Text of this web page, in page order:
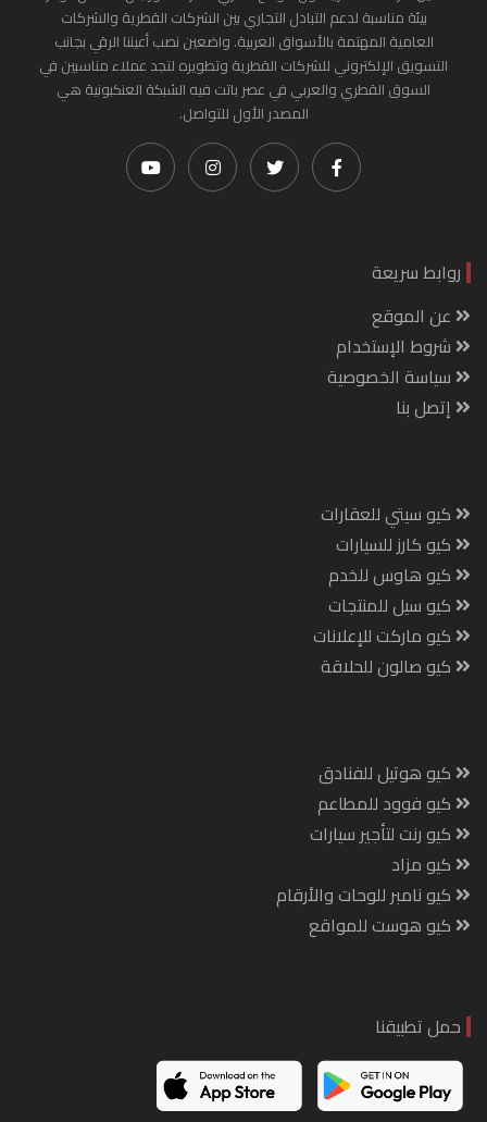
بيئة مناسبة لدعم التبادل التجاري بين الشركات القطرية والشركات
العامية المهتمة بالأسواق العربية. واضعين نصب أعيننا الرقي بجانب
التسويق الإلكتروني للشركات القطرية وتطويره لتجد عملاء مناسبين في
السوق القطري والعربي في عصر باتت فيه الشبكة العنكبونية هي
المصدر الأول للتواصل.
روابط سريعة
عن الموقع
شروط الإستخدام
سياسة الخصوصية
إتصل بنا
كيو سيتي للعقارات
كيو كارز للسيارات
كيو هاوس للخدم
كيو سيل للمنتجات
كيو ماركت للإعلانات
كيو صالون للحلاقة
كيو هوتيل للفنادق
كيو فوود للمطاعم
كيو رنت لتأجير سيارات
كيو مزاد
كيو نامبر للوحات والأرقام
كيو هوست للمواقع
حمل تطبيقنا